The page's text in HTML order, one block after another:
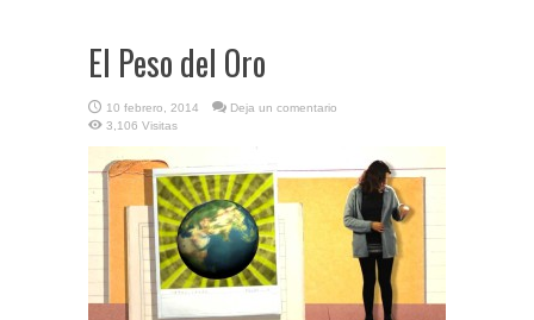
El Peso del Oro
10 febrero, 2014
Deja un comentario
3,106 Visitas